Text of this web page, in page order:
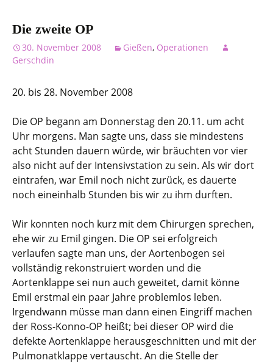
Die zweite OP
30. November 2008 Gießen, Operationen
Gerschdin
20. bis 28. November 2008
Die OP begann am Donnerstag den 20.11. um acht
Uhr morgens. Man sagte uns, dass sie mindestens
acht Stunden dauern würde, wir bräuchten vor vier
also nicht auf der Intensivstation zu sein. Als wir dort
eintrafen, war Emil noch nicht zurück, es dauerte
noch eineinhalb Stunden bis wir zu ihm durften.
Wir konnten noch kurz mit dem Chirurgen sprechen,
ehe wir zu Emil gingen. Die OP sei erfolgreich
verlaufen sagte man uns, der Aortenbogen sei
vollständig rekonstruiert worden und die
Aortenklappe sei nun auch geweitet, damit könne
Emil erstmal ein paar Jahre problemlos leben.
Irgendwann müsse man dann einen Eingriff machen
der Ross-Konno-OP heißt; bei dieser OP wird die
defekte Aortenklappe herausgeschnitten und mit der
Pulmonatklappe vertauscht. An die Stelle der